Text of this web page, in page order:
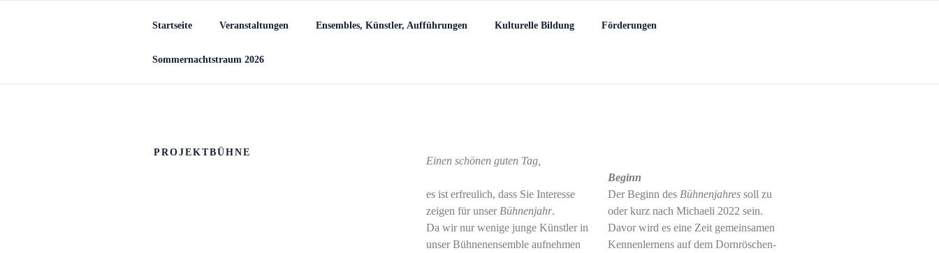
Startseite Veranstaltungen Ensembles, Künstler, Aufführungen Kulturelle Bildung Förderungen
Sommernachtstraum 2026
PROJEKTBÜHNE
Einen schönen guten Tag,
es ist erfreulich, dass Sie Interesse
zeigen für unser Bühnenjahr.
Da wir nur wenige junge Künstler in
unser Bühnenensemble aufnehmen
Beginn
Der Beginn des Bühnenjahressoll zu
oder kurz nach Michaeli 2022 sein.
Davor wird es eine Zeit gemeinsamen
Kennenlernens auf dem Dornröschen-